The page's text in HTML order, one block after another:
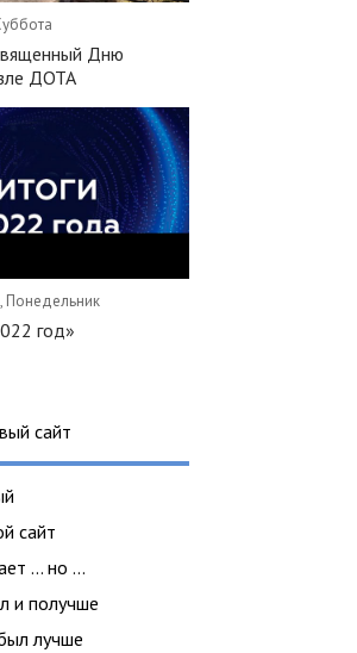
Дню
ДОТА
Понедельник
год»
сайт
сайт
... но ...
и получше
лучше